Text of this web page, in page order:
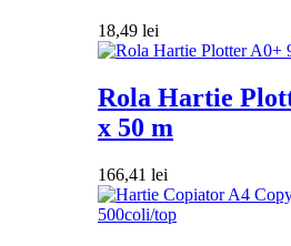
18,49 lei
Rola Hartie
x 50 m
166,41 lei